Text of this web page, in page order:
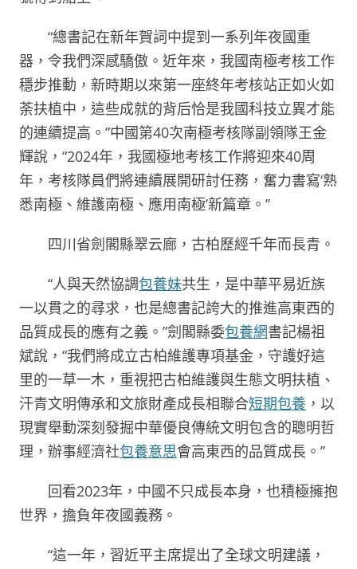
“總書記在新年賀詞中提到一系列年夜國重
器，令我們深感驕傲。近年來，我國南極考核工作
穩步推動，新時期以來第一座終年考核站正如火如
荼扶植中，這些成就的背后恰是我國科技立異才能
的連續提高。”中國第40次南極考核隊副領隊王金
輝說，“2024年，我國極地考核工作將迎來40周
年，考核隊員們將連續展開研討任務，奮力書寫‘熟
悉南極、維護南極、應用南極’新篇章。”
四川省劍閣縣翠云廊，古柏歷經千年而長青。
“人與天然協調包養妹共生，是中華平易近族
一以貫之的尋求，也是總書記誇大的推進高東西的
品質成長的應有之義。”劍閣縣委包養網書記楊祖
斌說，“我們將成立古柏維護專項基金，守護好這
里的一草一木，重視把古柏維護與生態文明扶植、
汗青文明傳承和文旅財產成長相聯合短期包養 ，以
現實舉動深刻發掘中華優良傳統文明包含的聰明哲
理，辦事經濟社包養意思會高東西的品質成長。”
回看2023年，中國不只成長本身，也積極擁抱
世界，擔負年夜國義務。
“這一年，習近平主席提出了全球文明建議，